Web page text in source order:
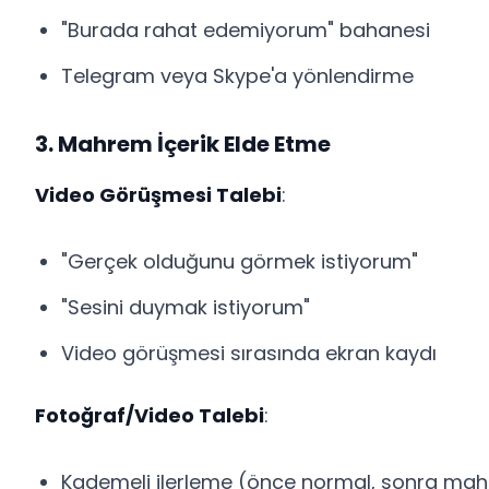
"Burada rahat edemiyorum" bahanesi
Telegram veya Skype'a yönlendirme
3. Mahrem İçerik Elde Etme
Video Görüşmesi Talebi:
"Gerçek olduğunu görmek istiyorum"
"Sesini duymak istiyorum"
Video görüşmesi sırasında ekran kaydı
Fotoğraf/Video Talebi:
Kademeli ilerleme (önce normal, sonra